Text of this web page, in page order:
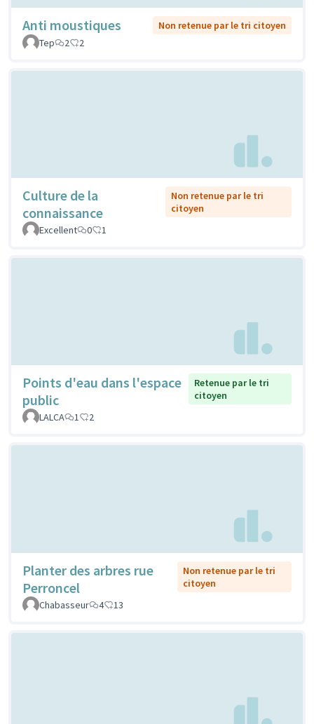
Anti moustiques
Non retenue par le tri citoyen
Tep
2 2
Culture de la
connaissance
Non retenue par le tri
citoyen
Excellent
0 1
Points d'eau dans l'espace
public
Retenue par le tri
citoyen
LALCA
1 2
Planter des arbres rue
Perroncel
Non retenue par le tri
citoyen
Chabasseur
4 13